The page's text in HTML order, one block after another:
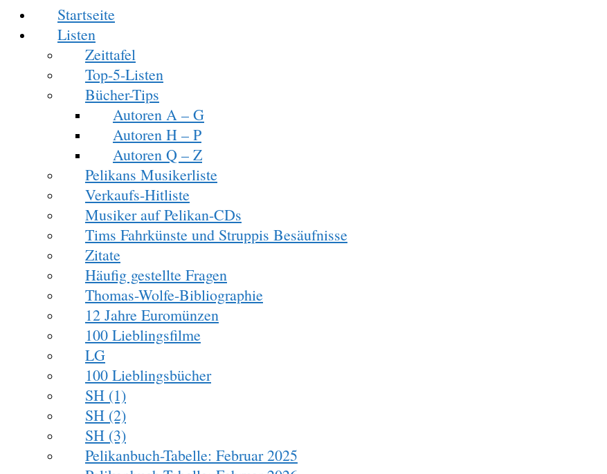
Startseite
Listen
Zeittafel
Top-5-Listen
Bücher-Tips
Autoren A – G
Autoren H – P
Autoren Q – Z
Pelikans Musikerliste
Verkaufs-Hitliste
Musiker auf Pelikan-CDs
Tims Fahrkünste und Struppis Besäufnisse
Zitate
Häufig gestellte Fragen
Thomas-Wolfe-Bibliographie
12 Jahre Euromünzen
100 Lieblingsfilme
LG
100 Lieblingsbücher
SH (1)
SH (2)
SH (3)
Pelikanbuch-Tabelle: Februar 2025